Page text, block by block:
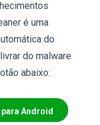
é uma
do
do malware
abaixo:
para Android